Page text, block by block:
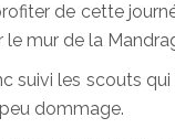
de cette
le mur de la
suivi les scouts
dommage.